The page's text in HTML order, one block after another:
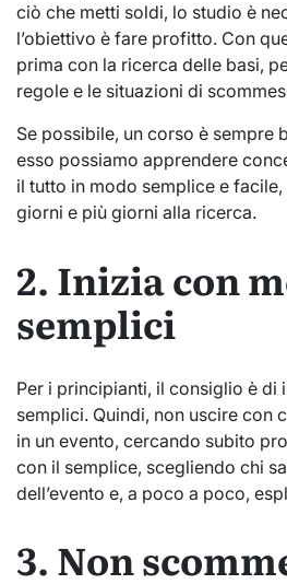
ciò che metti soldi, lo studio è
l’obiettivo è fare profitto. Con
prima con la ricerca delle basi,
regole e le situazioni di
Se possibile, un corso è sempre
esso possiamo apprendere
il tutto in modo semplice e
giorni e più giorni alla ricerca.
2. Inizia con
semplici
Per i principianti, il consiglio è di
semplici. Quindi, non uscire con
in un evento, cercando subito
con il semplice, scegliendo chi
dell’evento e, a poco a poco,
3. Non